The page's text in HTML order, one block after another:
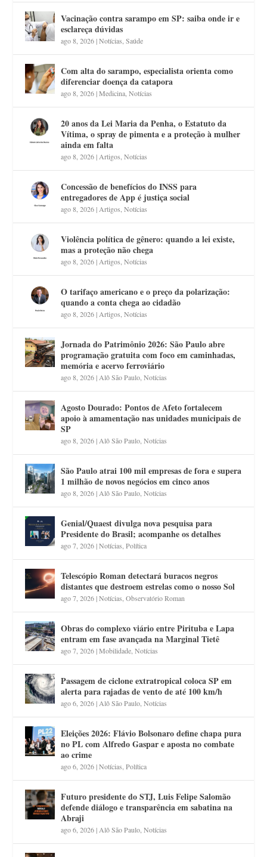
Vacinação contra sarampo em SP: saiba onde ir e
esclareça dúvidas
ago 8, 2026|Notícias ,Saúde
Com alta do sarampo, especialista orienta como
diferenciar doença da catapora
ago 8, 2026|Medicina ,Notícias
20 anos da Lei Maria da Penha, o Estatuto da
Vítima, o spray de pimenta e a proteção à mulher
ainda em falta
ago 8, 2026| Artigos ,Notícias
Concessão de benefícios do INSS para
entregadores de App é justiça social
ago 8, 2026| Artigos ,Notícias
Violência política de gênero: quando a lei existe,
mas a proteção não chega
ago 8, 2026| Artigos ,Notícias
O tarifaço americano e o preço da polarização:
quando a conta chega ao cidadão
ago 8, 2026| Artigos ,Notícias
Jornada do Patrimônio 2026: São Paulo abre
programação gratuita com foco em caminhadas,
memória e acervo ferroviário
ago 8, 2026| Alô São Paulo ,Notícias
Agosto Dourado: Pontos de Afeto fortalecem
apoio à amamentação nas unidades municipais de
SP
ago 8, 2026| Alô São Paulo ,Notícias
São Paulo atrai 100 mil empresas de fora e supera
1 milhão de novos negócios em cinco anos
ago 8, 2026| Alô São Paulo ,Notícias
Genial/Quaest divulga nova pesquisa para
Presidente do Brasil; acompanhe os detalhes
ago 7, 2026|Notícias ,Política
Telescópio Roman detectará buracos negros
distantes que destroem estrelas como o nosso Sol
ago 7, 2026|Notícias ,Observatório Roman
Obras do complexo viário entre Pirituba e Lapa
entram em fase avançada na Marginal Tietê
ago 7, 2026|Mobilidade ,Notícias
Passagem de ciclone extratropical coloca SP em
alerta para rajadas de vento de até 100 km/h
ago 6, 2026| Alô São Paulo ,Notícias
Eleições 2026: Flávio Bolsonaro define chapa pura
no PL com Alfredo Gaspar e aposta no combate
ao crime
ago 6, 2026|Notícias ,Política
Futuro presidente do STJ, Luis Felipe Salomão
defende diálogo e transparência em sabatina na
Abraji
ago 6, 2026| Alô São Paulo ,Notícias